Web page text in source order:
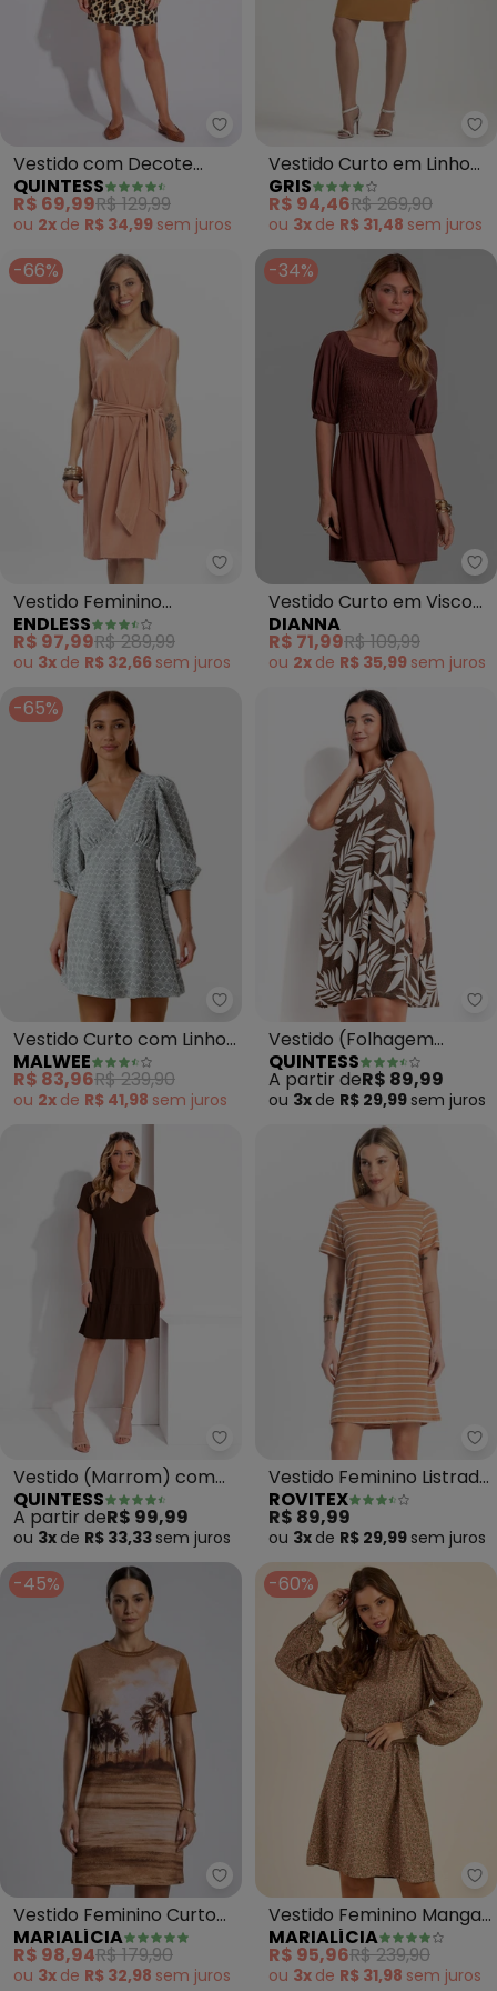
Quintess - Vestido com
Vestido com Decote
Transpassado (Onça)
QUINTESS
R$ 69,99R$ 129,99
ou 2x de R$ 34,99 sem juros
Vestido Curto em Linho
(Caramelo)
GRIS
R$ 94,46R$ 269,90
ou 3x de R$ 31,48 sem juros
-66%
Endless - Vestido Feminino
Vestido Feminino
(Marrom)
ENDLESS
R$ 97,99R$ 289,99
ou 3x de R$ 32,66 sem juros
-34%
Vestido Curto em Visco
Maquinetada (Marrom)
DIANNA
R$ 71,99R$ 109,99
ou 2x de R$ 35,99 sem juros
-65%
Malwee - Vestido Curto com
Vestido Curto com Linho
(Verde)
MALWEE
R$ 83,96R$ 239,90
ou 2x de R$ 41,98 sem juros
Vestido (Folhagem
Marrom)
QUINTESS
A partir deR$ 89,99
ou 3x de R$ 29,99 sem juros
Quintess - Vestido (Marrom)
Vestido (Marrom) com
Camadas
QUINTESS
A partir deR$ 99,99
ou 3x de R$ 33,33 sem juros
Vestido Feminino Listrado
(Marrom)
ROVITEX
R$ 89,99
ou 3x de R$ 29,99 sem juros
-45%
Marialícia - Vestido Feminino
Vestido Feminino Curto
Estampado (Marrom)
MARIALÍCIA
R$ 98,94R$ 179,90
ou 3x de R$ 32,98 sem juros
-60%
Vestido Feminino Manga
Longa Floral (Marrom)
MARIALÍCIA
R$ 95,96R$ 239,90
ou 3x de R$ 31,98 sem juros